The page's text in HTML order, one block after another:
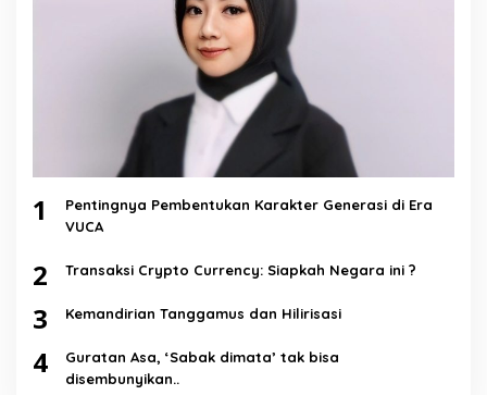
1
Pentingnya Pembentukan Karakter Generasi di Era
VUCA
2 Transaksi Crypto Currency: Siapkah Negara ini ?
3 Kemandirian Tanggamus dan Hilirisasi
4
Guratan Asa, ‘Sabak dimata’ tak bisa
disembunyikan..